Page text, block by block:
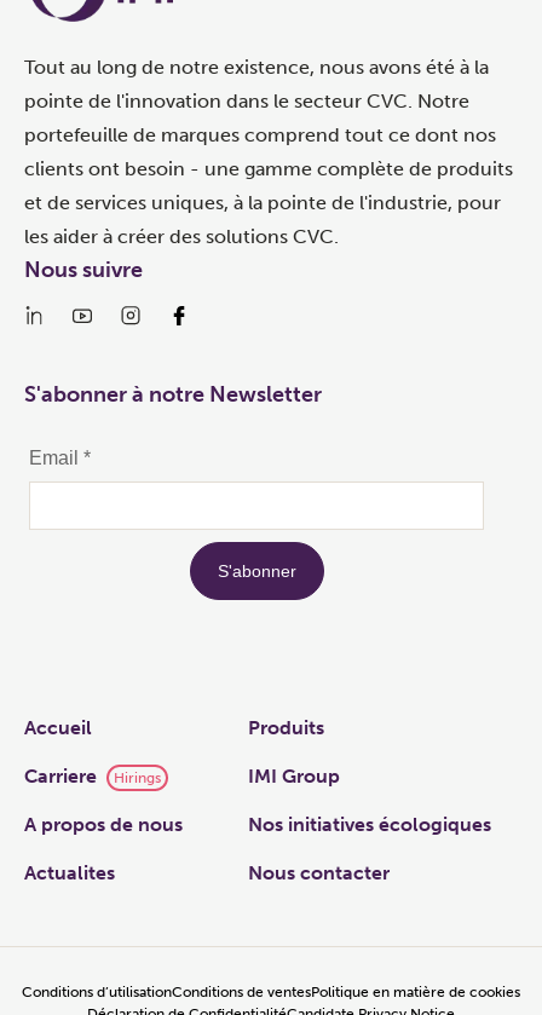
Tout au long de notre existence, nous avons été à la
pointe de l'innovation dans le secteur CVC. Notre
portefeuille de marques comprend tout ce dont nos
clients ont besoin - une gamme complète de produits
et de services uniques, à la pointe de l'industrie, pour
les aider à créer des solutions CVC.
Links
Accueil Produits
Carriere Hirings IMI Group
A propos de nous Nos initiatives écologiques
Actualites Nous contacter
Nous suivre
S'abonner à notre Newsletter
Conditions d’utilisationConditions de ventesPolitique en matière de cookies